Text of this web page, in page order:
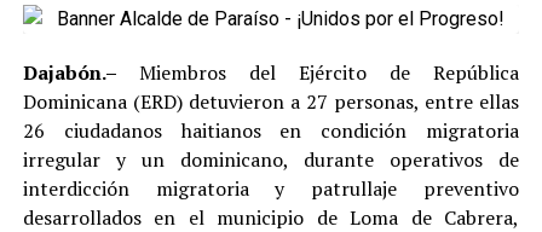
Dajabón.– Miembros del Ejército de República
Dominicana (ERD) detuvieron a 27 personas, entre ellas
26 ciudadanos haitianos en condición migratoria
irregular y un dominicano, durante operativos de
interdicción migratoria y patrullaje preventivo
desarrollados en el municipio de Loma de Cabrera,